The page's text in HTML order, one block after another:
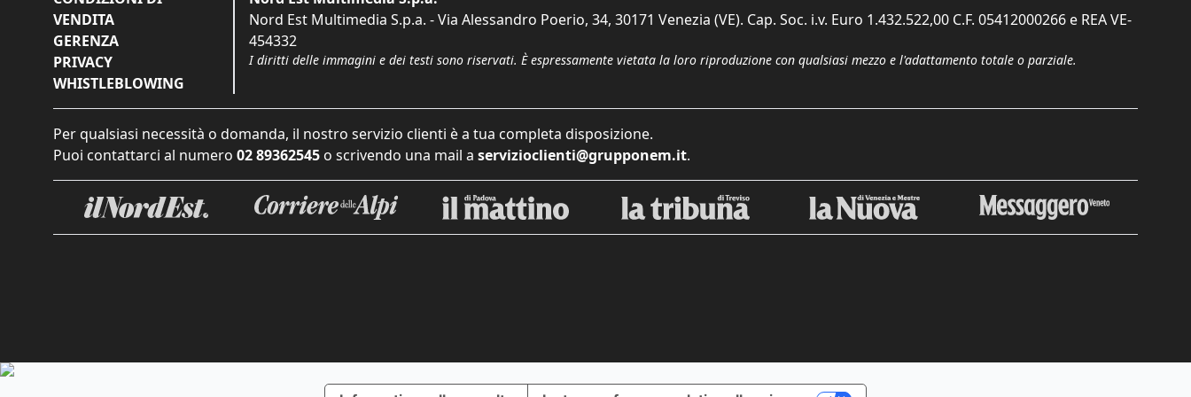
VENDITA
GERENZA
PRIVACY
WHISTLEBLOWING
Nord Est Multimedia S.p.a. - Via Alessandro Poerio, 34, 30171 Venezia (VE). Cap. Soc. i.v. Euro 1.432.522,00 C.F. 05412000266 e REA VE-
454332
I diritti delle immagini e dei testi sono riservati. È espressamente vietata la loro riproduzione con qualsiasi mezzo e l'adattamento totale o parziale.
Per qualsiasi necessità o domanda, il nostro servizio clienti è a tua completa disposizione.
Puoi contattarci al numero 02 89362545 o scrivendo una mail a servizioclienti@grupponem.it.